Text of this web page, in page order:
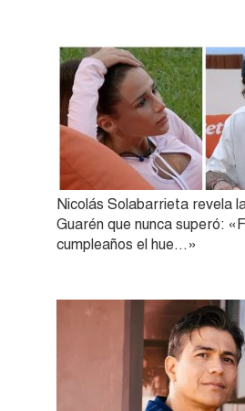
Nicolás Solabarrieta revela
Guarén que nunca superó:
cumpleaños el hue…»